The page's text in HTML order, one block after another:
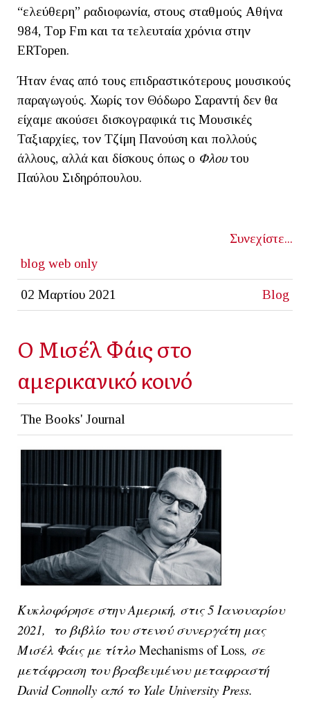
“ελεύθερη” ραδιοφωνία, στους σταθμούς Αθήνα
984, Τop Fm και τα τελευταία χρόνια στην
ERTopen.
Ήταν ένας από τους επιδραστικότερους μουσικούς
παραγωγούς. Χωρίς τον Θόδωρο Σαραντή δεν θα
είχαμε ακούσει δισκογραφικά τις Μουσικές
Ταξιαρχίες, τον Τζίμη Πανούση και πολλούς
άλλους, αλλά και δίσκους όπως ο Φλουτου
Παύλου Σιδηρόπουλου.
Συνεχίστε...
blog web only
02 Μαρτίου 2021 Blog
Ο Μισέλ Φάις στο
αμερικανικό κοινό
The Books' Journal
Κυκλοφόρησε στην Αμερική, στις 5 Ιανουαρίου
2021, το βιβλίο του στενού συνεργάτη μας
Μισέλ Φάις με τίτλο Mechanisms of Loss, σε
μετάφραση του βραβευμένου μεταφραστή
David Connolly από το Yale University Press.